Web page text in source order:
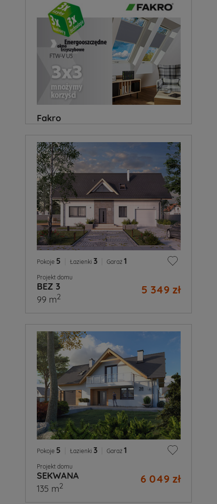
Fakro
Pokoje 5 Łazienki 3 Garaż 1
Projekt domu
BEZ 3 5 349 zł
99 m2
Pokoje 5 Łazienki 3 Garaż 1
Projekt domu
SEKWANA 6 049 zł
135 m2